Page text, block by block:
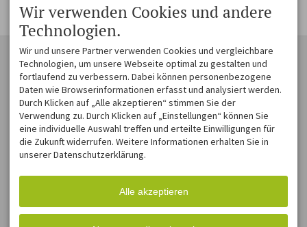
KONTAKT
Westallgäu Tourismus e. V.
Museumsplatz 1
88161 Lindenberg im Allgäu
DEUTSCHLAND
Tel.+49 8382 270 431
Fax +49 8382 270 774 31
info@westallgaeu.de
ZAUBER EINER
MOSAIKLANDSCHAFT
Voralpenlandschaft voller
Schönheit und Harmonie. Die
Hügel sind sanft
geschwungen, die Täler
lieblich und weit. Und am
Horizont bilden
schneebedeckte Berge den
zauberhaftes
Landschaftsmosaik aus
blühenden Wiesen, stillen
Wäldern, malerischen
Wir verwenden Cookies und andere
Technologien.
Wir und unsere Partner verwenden Cookies und vergleichbare
Technologien, um unsere Webseite optimal zu gestalten und
fortlaufend zu verbessern. Dabei können personenbezogene
Daten wie Browserinformationen erfasst und analysiert werden.
Durch Klicken auf „Alle akzeptieren“ stimmen Sie der
Verwendung zu. Durch Klicken auf „Einstellungen“ können Sie
eine individuelle Auswahl treffen und erteilte Einwilligungen für
die Zukunft widerrufen. Weitere Informationen erhalten Sie in
unserer Datenschutzerklärung.
Alle akzeptieren